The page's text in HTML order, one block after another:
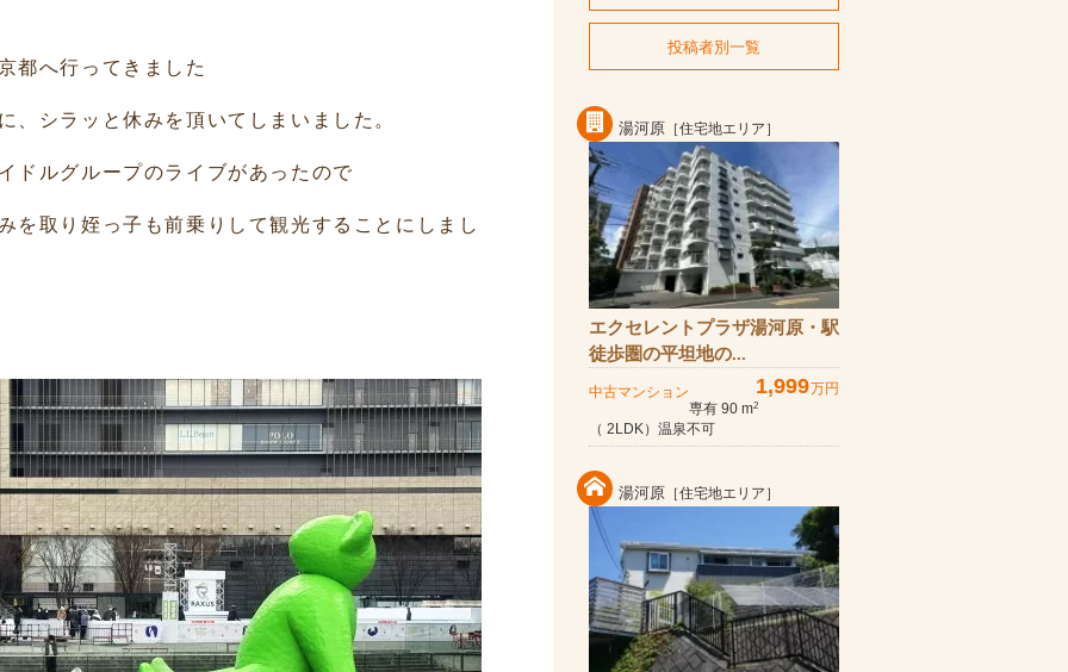
都へ行ってきました
、シラッと休みを頂いてしまいました。
ドルグループのライブがあったので
を取り姪っ子も前乗りして観光することにしまし
投稿者別一覧
湯河原 ［住宅地エリア］
エクセレントプラザ湯河原・駅
徒歩圏の平坦地の...
中古マンション 1,999万円
専有 90 m2
（ 2LDK）温泉不可
湯河原 ［住宅地エリア］